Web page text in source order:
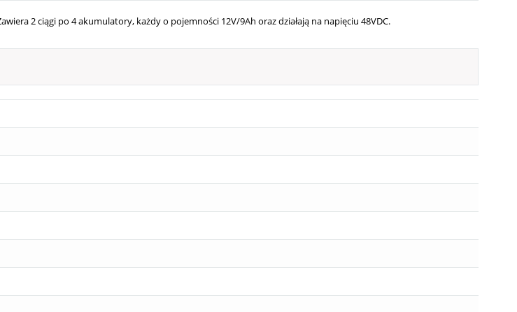
2 ciągi po 4 akumulatory, każdy o pojemności 12V/9Ah oraz działają na napięciu 48VDC.